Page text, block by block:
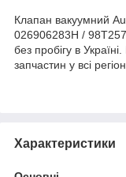
Клапан вакуумний
026906283H /
без пробігу в
запчастин у всі
Характеристики